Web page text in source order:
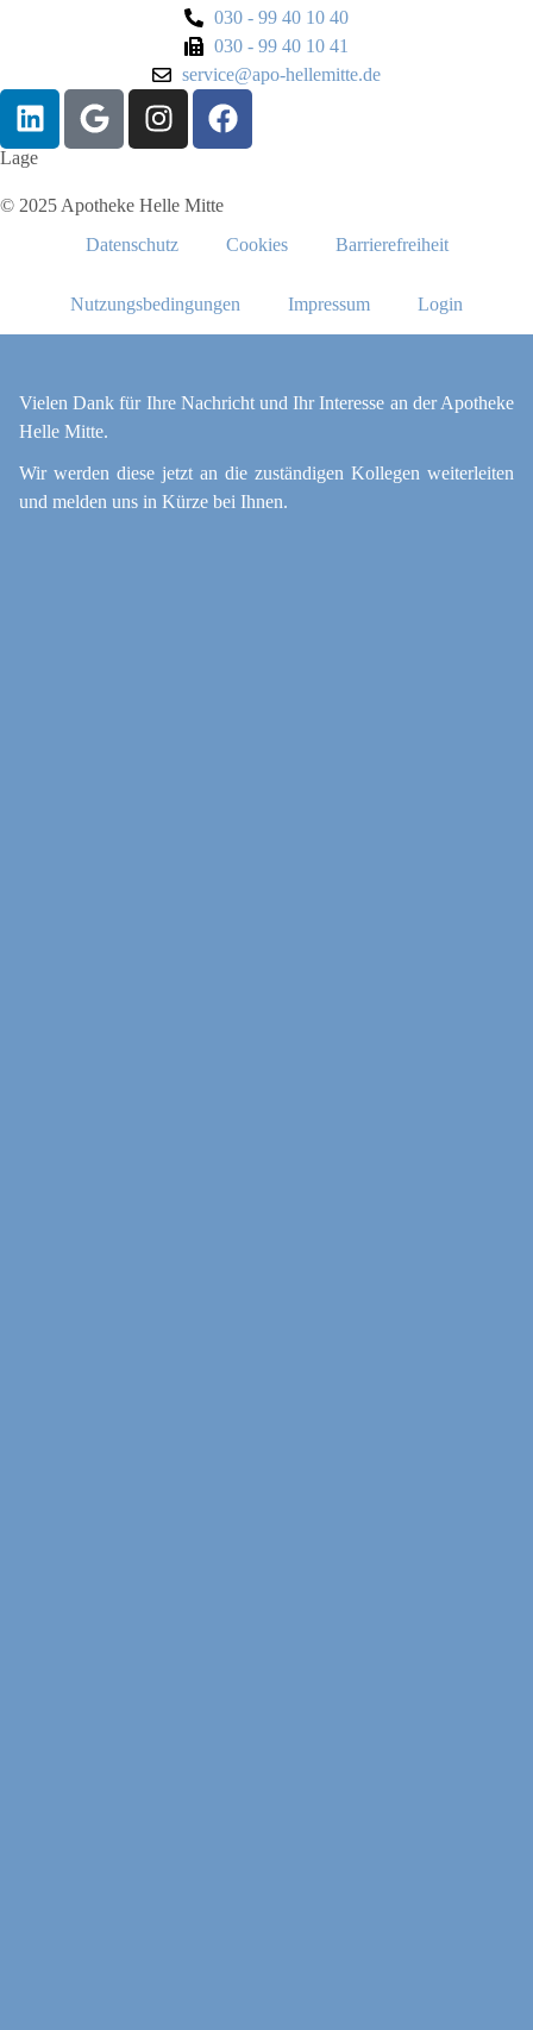
030 - 99 40 10 40
030 - 99 40 10 41
service@apo-hellemitte.de
Lage
© 2025 Apotheke Helle Mitte
Datenschutz
Cookies Barrierefreiheit
Nutzungsbedingungen Impressum Login
Vielen Dank für Ihre Nachricht und Ihr Interesse an der Apotheke
Helle Mitte.
Wir werden diese jetzt an die zuständigen Kollegen weiter­leiten
und melden uns in Kürze bei Ihnen.